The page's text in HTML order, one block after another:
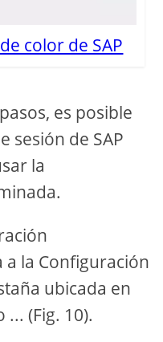
color de SAP
es posible
sesión de SAP
la
la Configuración
ubicada en
(Fig. 10).